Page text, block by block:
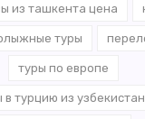
из ташкента цена
туры
туры по европе
в турцию из